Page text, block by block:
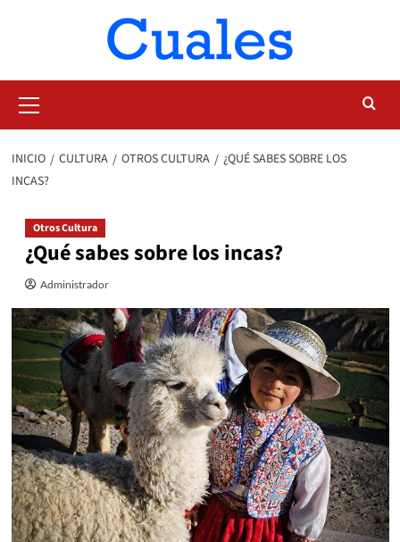
primario
INICIO CULTURA OTROS CULTURA
¿QUÉ SABES SOBRE LOS
INCAS?
Otros Cultura
¿Qué sabes sobre los incas?
Administrador